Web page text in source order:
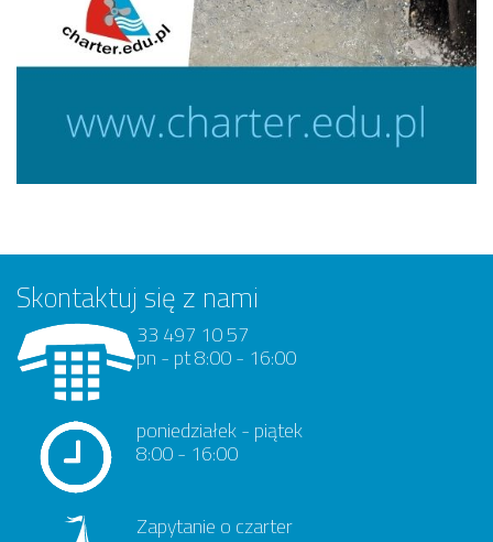
Skontaktuj się z nami
33 497 10 57
pn - pt 8:00 - 16:00
poniedziałek - piątek
8:00 - 16:00
Zapytanie o czarter